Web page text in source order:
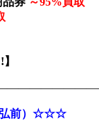
弘前）☆☆☆